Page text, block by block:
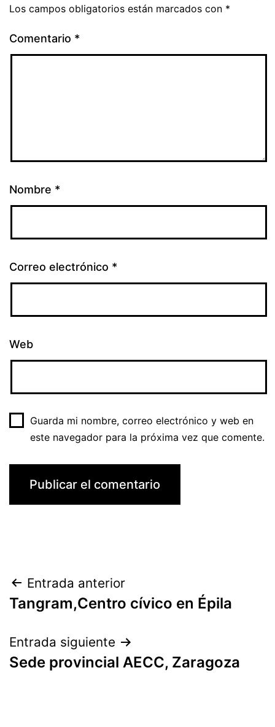
Los campos obligatorios están marcados con *
Comentario *
Nombre *
Correo electrónico *
Web
Guarda mi nombre, correo electrónico y web en
este navegador para la próxima vez que comente.
Navegación
de
entradas
Entrada anterior
Tangram,Centro cívico en Épila
Entrada siguiente
Sede provincial AECC, Zaragoza